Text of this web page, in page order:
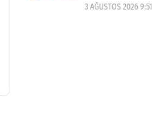
3 AĞUSTOS 2026 9:51